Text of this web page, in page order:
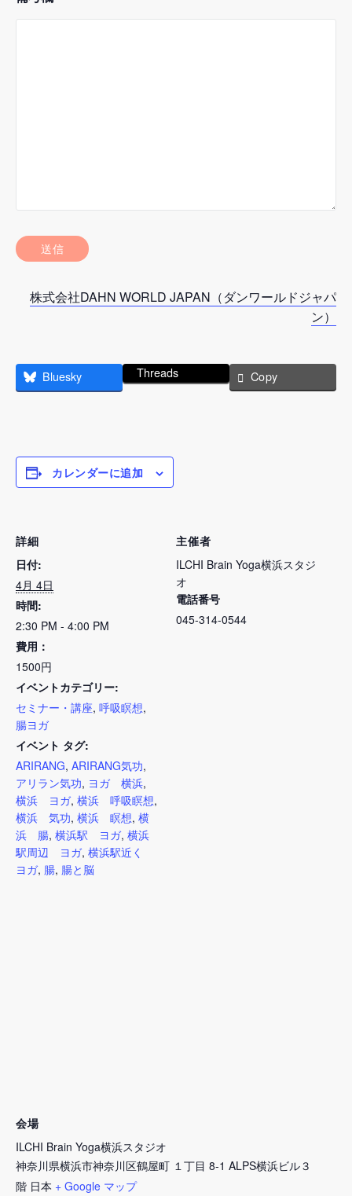
株式会社DAHN WORLD JAPAN（ダンワールドジャパ
ン）
Bluesky Threads Copy
カレンダーに追加
詳細
日付:
4月 4日
時間:
2:30 PM - 4:00 PM
費用：
1500円
イベントカテゴリー:
セミナー・講座, 呼吸瞑想,
腸ヨガ
イベント タグ:
ARIRANG, ARIRANG気功,
アリラン気功, ヨガ 横浜,
横浜 ヨガ, 横浜 呼吸瞑想,
横浜 気功, 横浜 瞑想, 横
浜 腸, 横浜駅 ヨガ, 横浜
駅周辺 ヨガ, 横浜駅近く
ヨガ, 腸, 腸と脳
主催者
ILCHI Brain Yoga横浜スタジ
オ
電話番号
045-314-0544
会場
ILCHI Brain Yoga横浜スタジオ
神奈川県横浜市神奈川区鶴屋町 １丁目 8-1 ALPS横浜ビル３
階 日本 + Google マップ